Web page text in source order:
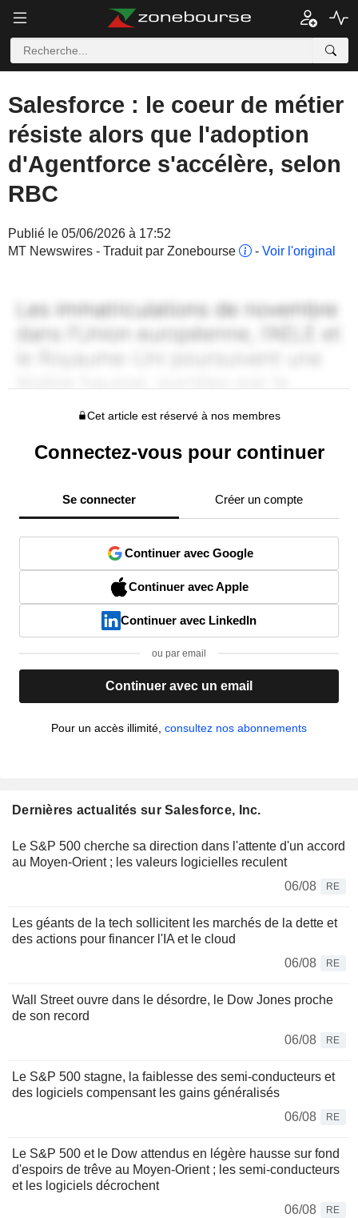
Salesforce : le coeur de métier
résiste alors que l'adoption
d'Agentforce s'accélère, selon
RBC
Publié le 05/06/2026 à 17:52
MT Newswires - Traduit par Zonebourse
- Voir l'original
Cet article est réservé à nos membres
Connectez-vous pour continuer
Se connecter Créer un compte
Continuer avec Google
Continuer avec Apple
Continuer avec LinkedIn
ou par email
Continuer avec un email
Pour un accès illimité, consultez nos abonnements
Dernières actualités sur Salesforce, Inc.
Le S&P 500 cherche sa direction dans l'attente d'un accord
au Moyen-Orient ; les valeurs logicielles reculent
06/08
RE
Les géants de la tech sollicitent les marchés de la dette et
des actions pour financer l'IA et le cloud
06/08
RE
Wall Street ouvre dans le désordre, le Dow Jones proche
de son record
06/08
RE
Le S&P 500 stagne, la faiblesse des semi-conducteurs et
des logiciels compensant les gains généralisés
06/08
RE
Le S&P 500 et le Dow attendus en légère hausse sur fond
d'espoirs de trêve au Moyen-Orient ; les semi-conducteurs
et les logiciels décrochent
06/08
RE